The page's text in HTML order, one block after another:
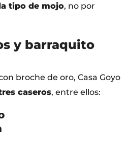
tipo de mojo, no por
y barraquito
broche de oro, Casa Goyo
caseros, entre ellos: